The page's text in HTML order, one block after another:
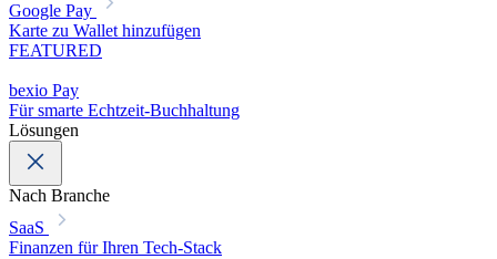
Google Pay
Karte zu Wallet hinzufügen
FEATURED
bexio Pay
Für smarte Echtzeit-Buchhaltung
Lösungen
Nach Branche
SaaS
Finanzen für Ihren Tech-Stack